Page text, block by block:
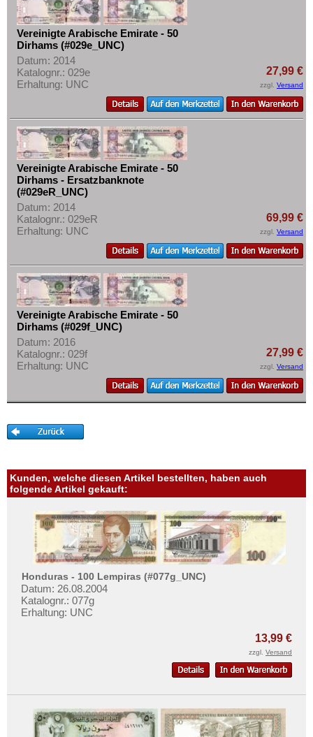
Vereinigte Arabische Emirate - 50
Dirhams (#029e_UNC)
Datum: 2014
Katalognr.: 029e
Erhaltung: UNC
27,99 €
zzgl. Versand
Vereinigte Arabische Emirate - 50
Dirhams - Ersatzbanknote
(#029eR_UNC)
Datum: 2014
Katalognr.: 029eR
Erhaltung: UNC
69,99 €
zzgl. Versand
Vereinigte Arabische Emirate - 50
Dirhams (#029f_UNC)
Datum: 2016
Katalognr.: 029f
Erhaltung: UNC
27,99 €
zzgl. Versand
Kunden, welche diesen Artikel bestellten, haben auch
folgende Artikel gekauft:
Honduras - 100 Lempiras (#077g_UNC)
Datum: 26.08.2004
Katalognr.: 077g
Erhaltung: UNC
13,99 €
zzgl. Versand